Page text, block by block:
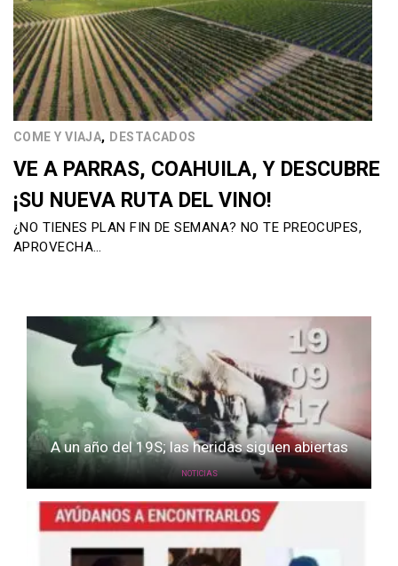
COME Y VIAJA, DESTACADOS
VE A PARRAS, COAHUILA, Y DESCUBRE
¡SU NUEVA RUTA DEL VINO!
¿NO TIENES PLAN FIN DE SEMANA? NO TE PREOCUPES,
APROVECHA…
A un año del 19S; las heridas siguen abiertas
NOTICIAS